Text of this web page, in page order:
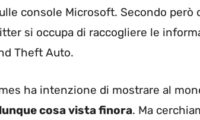
console Microsoft. Secondo però
si occupa di raccogliere le
Theft Auto.
ha intenzione di mostrare al
cosa vista finora. Ma